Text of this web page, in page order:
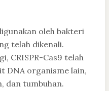
oleh bakteri
telah dikenali.
CRISPR-Cas9 telah
DNA organisme lain,
dan tumbuhan.